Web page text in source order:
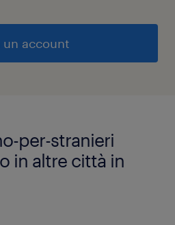
un account
per-stranieri
in altre città in